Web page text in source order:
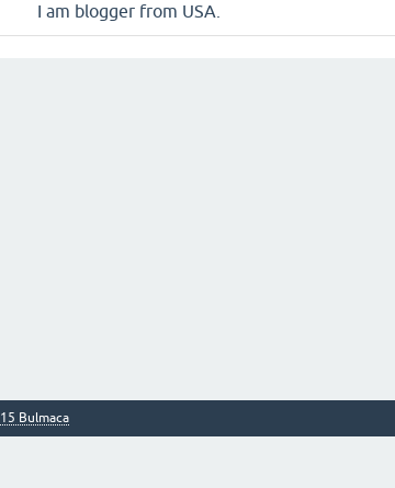
I am blogger from USA.
15 Bulmaca